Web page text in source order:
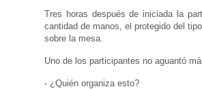
Tres horas después de iniciada la
cantidad de manos, el protegido del
sobre la mesa.
Uno de los participantes no aguantó
- ¿Quién organiza esto?